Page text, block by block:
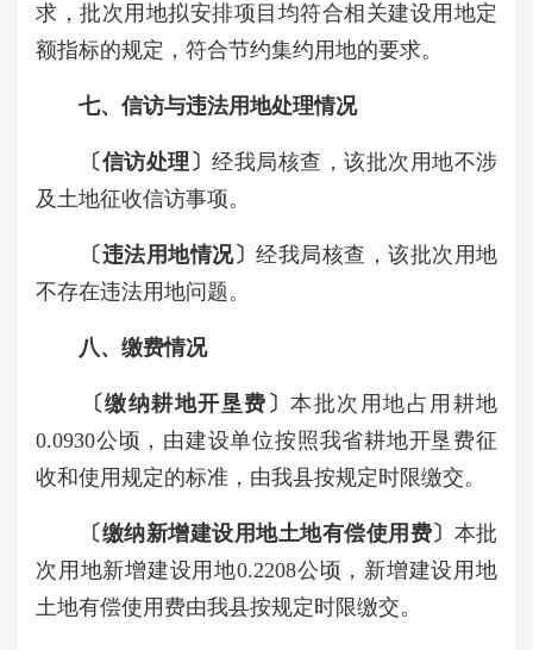
求，批次用地拟安排项目均符合相关建设用地定
额指标的规定，符合节约集约用地的要求。
七、信访与违法用地处理情况
〔信访处理 〕 经我局核查，该批次用地不涉
及土地征收信访事项。
〔违法用地情况〕 经我局核查，该批次用地
不存在违法用地问题。
八、缴费情况
〔缴纳耕地开垦费〕本批次用地占用耕地
0.0930公顷，由建设单位按照我省耕地开垦费征
收和使用规定的标准，由我县按规定时限缴交。
〔缴纳新增建设用地土地有偿使用费〕 本批
次用地新增建设用地0.2208公顷，新增建设用地
土地有偿使用费由我县按规定时限缴交。